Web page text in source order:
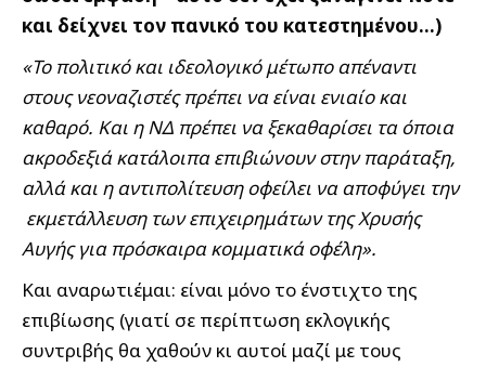
και δείχνει τον πανικό του κατεστημένου…)
«Το πολιτικό και ιδεολογικό μέτωπο απέναντι
στους νεοναζιστές πρέπει να είναι ενιαίο και
καθαρό. Και η ΝΔ πρέπει να ξεκαθαρίσει τα όποια
ακροδεξιά κατάλοιπα επιβιώνουν στην παράταξη,
αλλά και η αντιπολίτευση οφείλει να αποφύγει την
εκμετάλλευση των επιχειρημάτων της Χρυσής
Αυγής για πρόσκαιρα κομματικά οφέλη».
Και αναρωτιέμαι: είναι μόνο το ένστιχτο της
επιβίωσης (γιατί σε περίπτωση εκλογικής
συντριβής θα χαθούν κι αυτοί μαζί με τους